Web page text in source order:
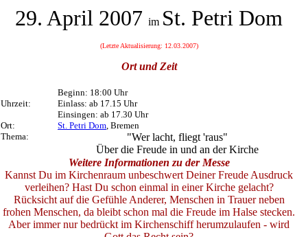
29. April 2007 im St. Petri Dom
(Letzte Aktualisierung: 12.03.2007)
Ort und Zeit
Uhrzeit:
Beginn: 18:00 Uhr
Einlass: ab 17.15 Uhr
Einsingen: ab 17.30 Uhr
Ort:
St. Petri Dom, Bremen
Thema:
"Wer lacht, fliegt 'raus"
Über die Freude in und an der Kirche
Weitere Informationen zu der Messe
Kannst Du im Kirchenraum unbeschwert Deiner Freude Ausdruck
verleihen? Hast Du schon einmal in einer Kirche gelacht?
Rücksicht auf die Gefühle Anderer, Menschen in Trauer neben
frohen Menschen, da bleibt schon mal die Freude im Halse stecken.
Aber immer nur bedrückt im Kirchenschiff herumzulaufen - wird